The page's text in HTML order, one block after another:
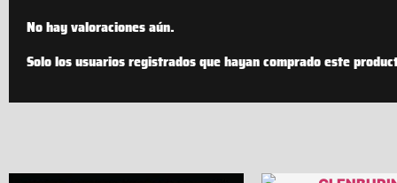
No hay valoraciones aún.
Solo los usuarios registrados que hayan comprado este